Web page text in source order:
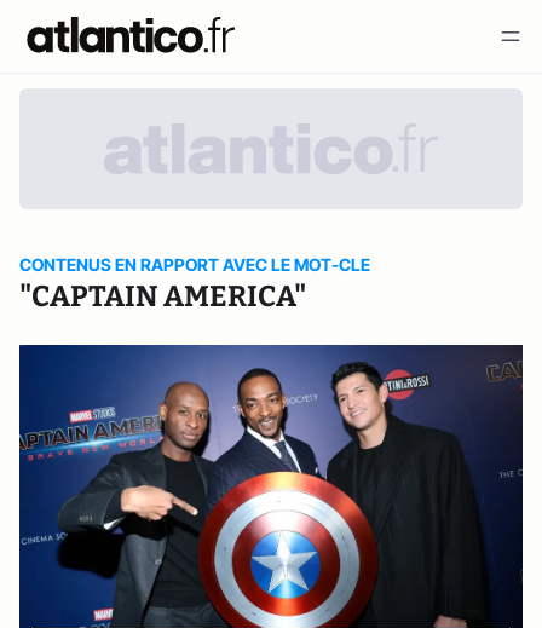
CONTENUS EN RAPPORT AVEC LE MOT-CLE
"CAPTAIN AMERICA"